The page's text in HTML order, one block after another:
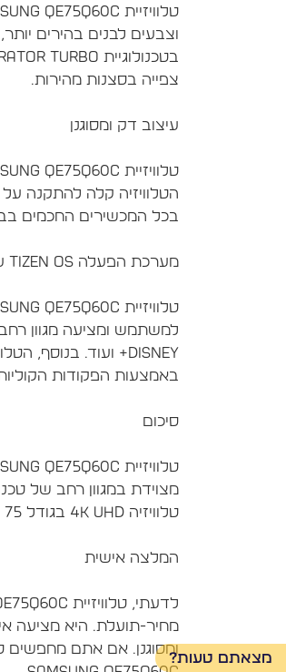
מצאתם טעות?
וצבעים לבנים בהירים
הטלוויזיה קלה להתקנה
מצוידת במגוון רחב של
מחיר-תועלת. היא מציעה